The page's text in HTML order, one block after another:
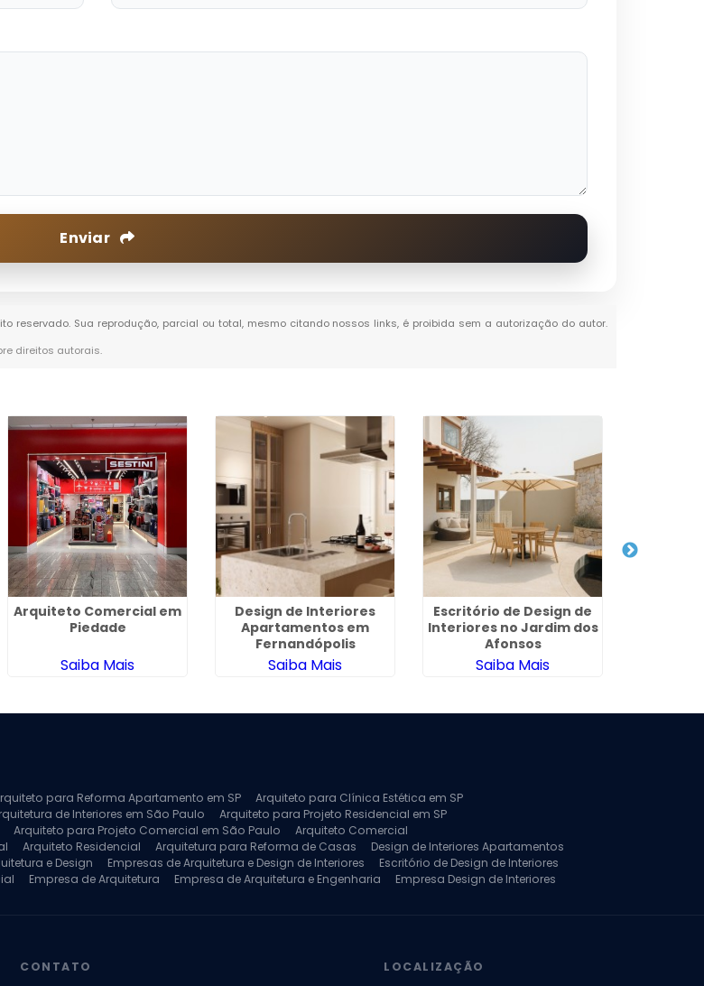
Enviar
reservado. Sua reprodução, parcial ou total, mesmo citando nossos links, é proibida sem a autorização do autor.
direitos autorais.
Arquiteto Comercial em
Piedade
Saiba Mais
Design de Interiores
Apartamentos em
Fernandópolis
Saiba Mais
Escritório de Design de
Interiores no Jardim dos
Afonsos
Saiba Mais
para Reforma Apartamento em SP
Arquiteto para Clínica Estética em SP
de Interiores em São Paulo
Arquiteto para Projeto Residencial em SP
Arquiteto para Projeto Comercial em São Paulo
Arquiteto Comercial
Arquiteto Residencial Arquitetura para Reforma de Casas
Design de Interiores Apartamentos
e Design Empresas de Arquitetura e Design de Interiores
Escritório de Design de Interiores
Empresa de Arquitetura Empresa de Arquitetura e Engenharia
Empresa Design de Interiores
CONTATO LOCALIZAÇÃO